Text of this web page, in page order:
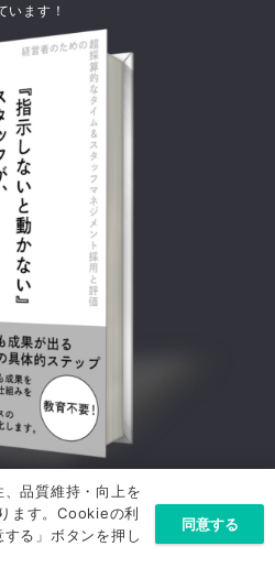
います！
品質維持・向上を
ます。Cookieの利
る」ボタンを押し
同意する